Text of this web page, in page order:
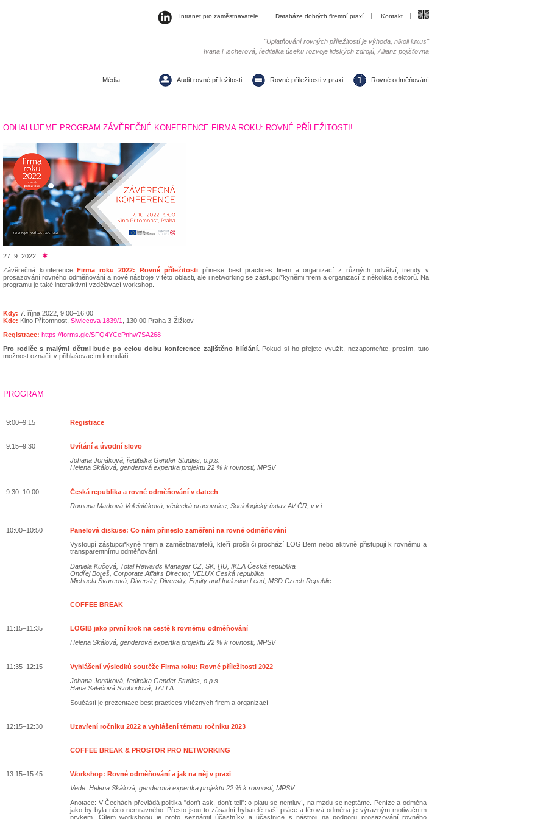
Intranet pro zaměstnavatele Databáze dobrých firemní praxí Kontakt
"Uplatňování rovných příležitostí je výhoda, nikoli luxus"
Ivana Fischerová, ředitelka úseku rozvoje lidských zdrojů, Allianz pojišťovna
Média Audit rovné příležitosti Rovné příležitosti v praxi Rovné odměňování
ODHALUJEME PROGRAM ZÁVĚREČNÉ KONFERENCE FIRMA ROKU: ROVNÉ PŘÍLEŽITOSTI!
27. 9. 2022
Závěrečná konference
Firma roku 2022: Rovné příležitosti přinese best practices firem a organizací z různých odvětví, trendy v
prosazování rovného odměňování a nové nástroje v této oblasti, ale i networking se zástupci*kyněmi firem a organizací z několika sektorů. Na
programu je také interaktivní vzdělávací workshop.
Kdy: 7. října 2022, 9:00–16:00
Kde: Kino Přítomnost, Siwiecova 1839/1
, 130 00 Praha 3-Žižkov
Registrace: https://forms.gle/SFQ4YCePnhw7SA268
Pro rodiče s malými dětmi bude po celou dobu konference zajištěno hlídání.Pokud si ho přejete využít, nezapomeňte, prosím, tuto
možnost označit v přihlašovacím formuláři.
PROGRAM
9:00–9:15 Registrace
9:15–9:30
Uvítání a úvodní slovo
Johana Jonáková, ředitelka Gender Studies, o.p.s.
Helena Skálová, genderová expertka projektu 22 % k rovnosti, MPSV
9:30–10:00
Česká republika a rovné odměňování v datech
Romana Marková Volejníčková, vědecká pracovnice, Sociologický ústav AV ČR, v.v.i.
10:00–10:50
Panelová diskuse: Co nám přineslo zaměření na rovné odměňování
Vystoupí zástupci*kyně firem a zaměstnavatelů, kteří prošli či prochází LOGIBem nebo aktivně přistupují k rovnému a
transparentnímu odměňování.
Daniela Kučová, Total Rewards Manager CZ, SK, HU, IKEA Česká republika
Ondřej Boreš, Corporate Affairs Director, VELUX Česká republika
Michaela Švarcová, Diversity, Diversity, Equity and Inclusion Lead, MSD Czech Republic
COFFEE BREAK
11:15–11:35
LOGIB jako první krok na cestě k rovnému odměňování
Helena Skálová, genderová expertka projektu 22 % k rovnosti, MPSV
11:35–12:15
Vyhlášení výsledků soutěže Firma roku: Rovné příležitosti 2022
Johana Jonáková, ředitelka Gender Studies, o.p.s.
Hana Salačová Svobodová, TALLA
Součástí je prezentace best practices vítězných firem a organizací
12:15–12:30 Uzavření ročníku 2022 a vyhlášení tématu ročníku 2023
COFFEE BREAK & PROSTOR PRO NETWORKING
13:15–15:45
Workshop: Rovné odměňování a jak na něj v praxi
Vede: Helena Skálová, genderová expertka projektu 22 % k rovnosti, MPSV
Anotace: V Čechách převládá politika "don't ask, don't tell": o platu se nemluví, na mzdu se neptáme. Peníze a odměna
jako by byla něco nemravného. Přesto jsou to zásadní hybatelé naší práce a férová odměna je výrazným motivačním
prvkem. Cílem workshopu je proto seznámit účastníky a účastnice s nástroji na podporu prosazování rovného